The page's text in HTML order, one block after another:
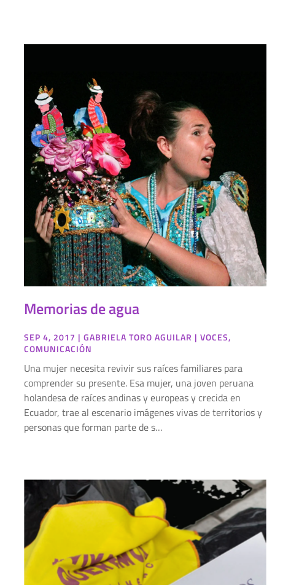
Memorias de agua
SEP 4, 2017 |GABRIELA TORO AGUILAR |VOCES,
COMUNICACIÓN
Una mujer necesita revivir sus raíces familiares para
comprender su presente. Esa mujer, una joven peruana
holandesa de raíces andinas y europeas y crecida en
Ecuador, trae al escenario imágenes vivas de territorios y
personas que forman parte de s…